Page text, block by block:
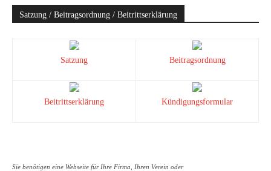
Satzung / Beitragsordnung / Beitrittserklärung
Satzung Beitragsordnung
Beitrittserklärung Kündigungsformular
Sie benötigen eine Webseite für Ihre Firma, Ihren Verein oder